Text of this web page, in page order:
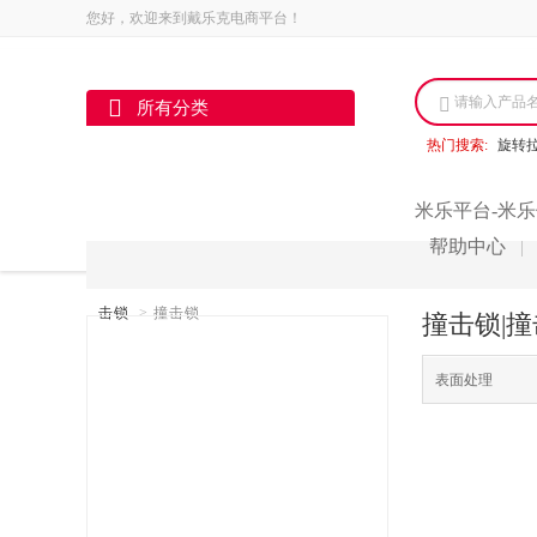
您好，欢迎来到戴乐克电商平台！
所有分类 请输入产品
热门搜索: 旋转
米乐平台-米
帮助中心
击锁 > 撞击锁 撞击锁|
表面处理